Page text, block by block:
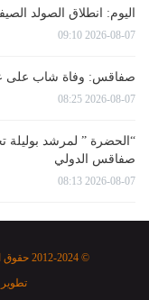
اليوم: انطلاق الصولد
2026-08-07 09:10
صفاقس: وفاة شاب على
2026-08-07 08:25
“الحضرة ” لمرشد بوليلة
صفاقس الدولي
2026-08-07 08:13
© 2012-2024 حقوق النشر تاريخ صفاقس، جميع الحقوق محفوظة.